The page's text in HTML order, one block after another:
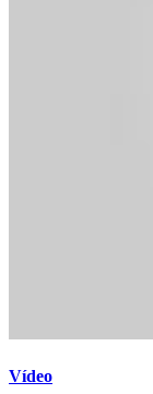
Vídeo